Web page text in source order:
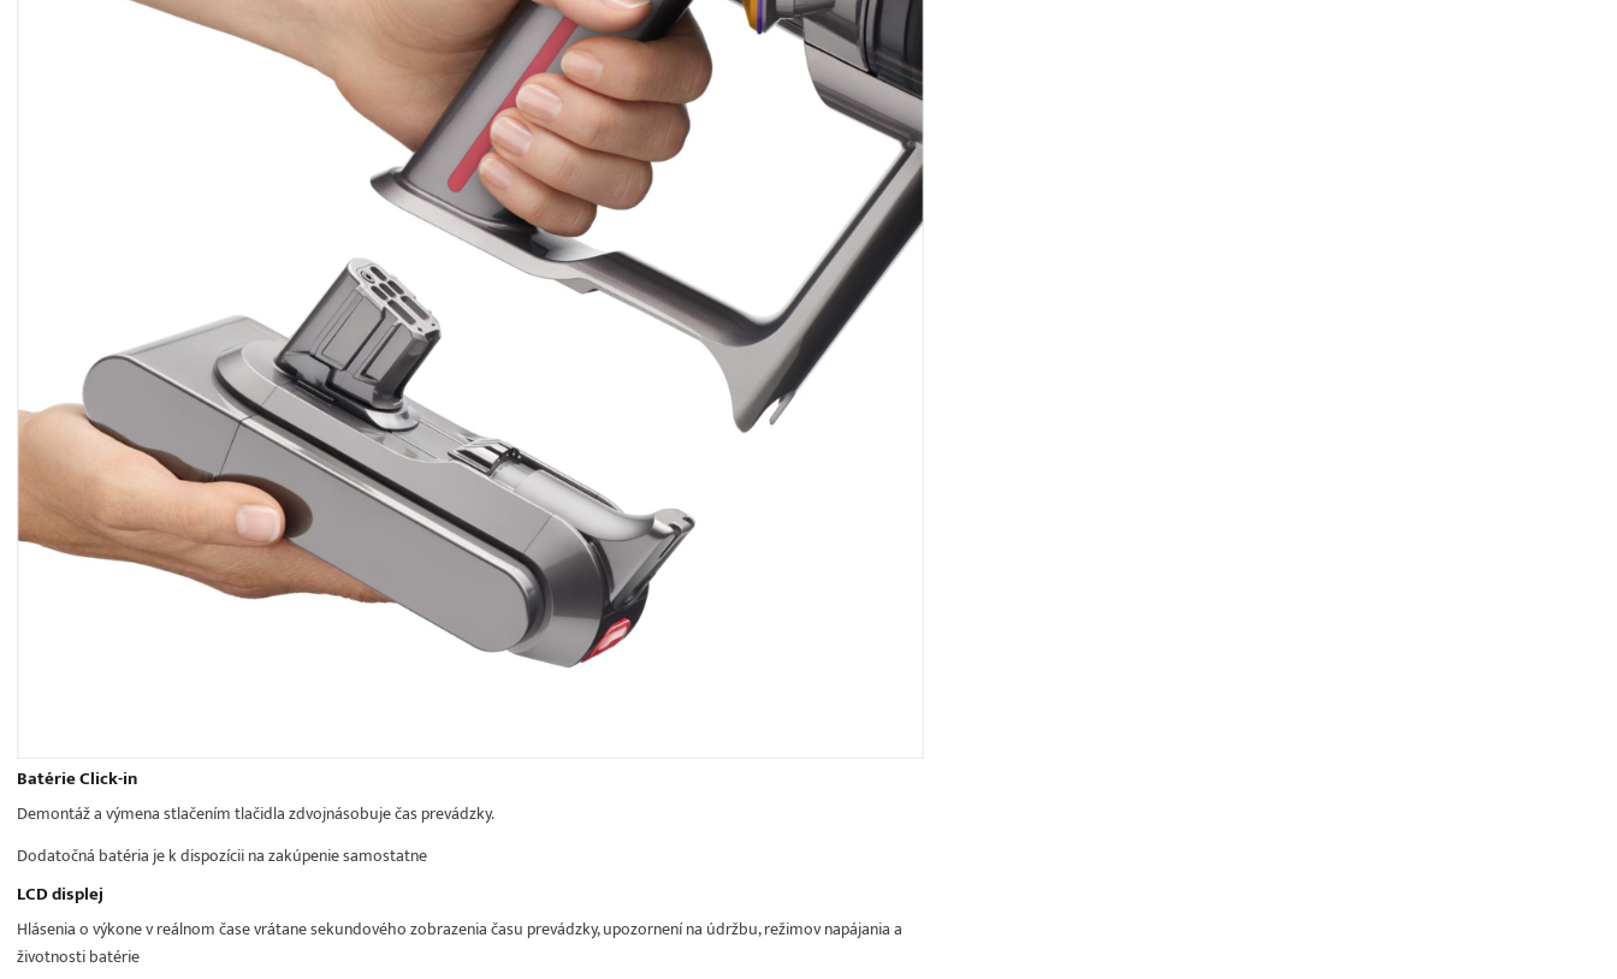
Batérie Click-in
Demontáž a výmena stlačením tlačidla zdvojnásobuje čas prevádzky.
Dodatočná batéria je k dispozícii na zakúpenie samostatne
LCD displej
Hlásenia o výkone v reálnom čase vrátane sekundového zobrazenia času prevádzky, upozornení na údržbu, režimov napájania a
životnosti batérie